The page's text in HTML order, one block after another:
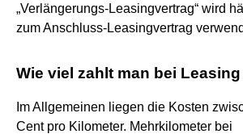
„Verlängerungs-Leasingvertrag“ wird
zum Anschluss-Leasingvertrag
Wie viel zahlt man bei
Im Allgemeinen liegen die Kosten
Cent pro Kilometer. Mehrkilometer bei